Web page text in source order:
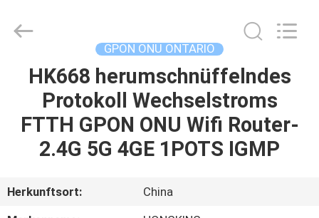
HAUS
PRODUKTE
UNS
LIMITED.
GPON ONU ONTARIO
HK668 herumschnüffelndes
Protokoll Wechselstroms
FTTH GPON ONU Wifi Router-
2.4G 5G 4GE 1POTS IGMP
Herkunftsort:
China